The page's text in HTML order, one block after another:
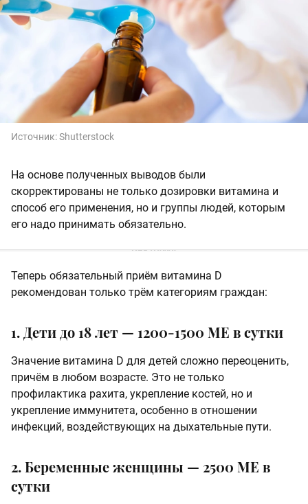
Источник:Shutterstock
На основе полученных выводов были
скорректированы не только дозировки витамина и
способ его применения, но и группы людей, которым
его надо принимать обязательно.
Теперь обязательный приём витамина D
рекомендован только трём категориям граждан:
1. Дети до 18 лет — 1200-1500 МЕ в сутки
Значение витамина D для детей сложно переоценить,
причём в любом возрасте. Это не только
профилактика рахита, укрепление костей, но и
укрепление иммунитета, особенно в отношении
инфекций, воздействующих на дыхательные пути.
2. Беременные женщины — 2500 МЕ в
сутки